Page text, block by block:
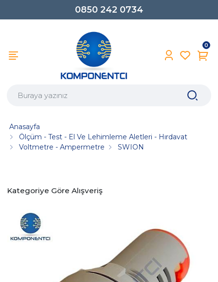
0850 242 0734
0
Anasayfa
Ölçüm - Test - El Ve Lehimleme Aletleri - Hırdavat
Voltmetre - Ampermetre
SWION
Kategoriye Göre Alışveriş